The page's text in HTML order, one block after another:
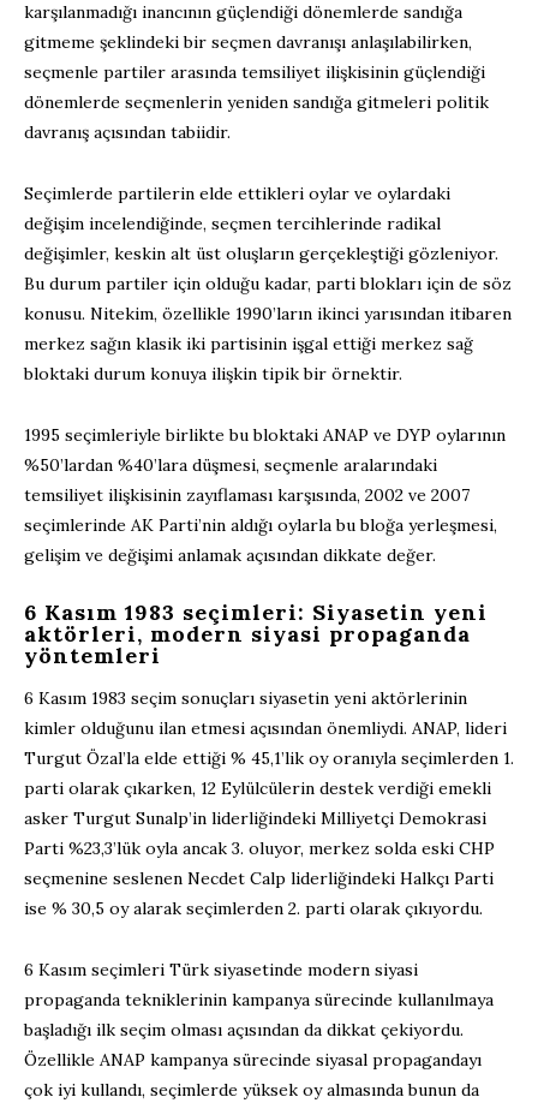
karşılanmadığı inancının güçlendiği dönemlerde sandığa
gitmeme şeklindeki bir seçmen davranışı anlaşılabilirken,
seçmenle partiler arasında temsiliyet ilişkisinin güçlendiği
dönemlerde seçmenlerin yeniden sandığa gitmeleri politik
davranış açısından tabiidir.
Seçimlerde partilerin elde ettikleri oylar ve oylardaki
değişim incelendiğinde, seçmen tercihlerinde radikal
değişimler, keskin alt üst oluşların gerçekleştiği gözleniyor.
Bu durum partiler için olduğu kadar, parti blokları için de söz
konusu. Nitekim, özellikle 1990’ların ikinci yarısından itibaren
merkez sağın klasik iki partisinin işgal ettiği merkez sağ
bloktaki durum konuya ilişkin tipik bir örnektir.
1995 seçimleriyle birlikte bu bloktaki ANAP ve DYP oylarının
%50’lardan %40’lara düşmesi, seçmenle aralarındaki
temsiliyet ilişkisinin zayıflaması karşısında, 2002 ve 2007
seçimlerinde AK Parti’nin aldığı oylarla bu bloğa yerleşmesi,
gelişim ve değişimi anlamak açısından dikkate değer.
6 Kasım 1983 seçimleri: Siyasetin yeni
aktörleri, modern siyasi propaganda
yöntemleri
6 Kasım 1983 seçim sonuçları siyasetin yeni aktörlerinin
kimler olduğunu ilan etmesi açısından önemliydi. ANAP, lideri
Turgut Özal’la elde ettiği % 45,1’lik oy oranıyla seçimlerden 1.
parti olarak çıkarken, 12 Eylülcülerin destek verdiği emekli
asker Turgut Sunalp’in liderliğindeki Milliyetçi Demokrasi
Parti %23,3’lük oyla ancak 3. oluyor, merkez solda eski CHP
seçmenine seslenen Necdet Calp liderliğindeki Halkçı Parti
ise % 30,5 oy alarak seçimlerden 2. parti olarak çıkıyordu.
6 Kasım seçimleri Türk siyasetinde modern siyasi
propaganda tekniklerinin kampanya sürecinde kullanılmaya
başladığı ilk seçim olması açısından da dikkat çekiyordu.
Özellikle ANAP kampanya sürecinde siyasal propagandayı
çok iyi kullandı, seçimlerde yüksek oy almasında bunun da